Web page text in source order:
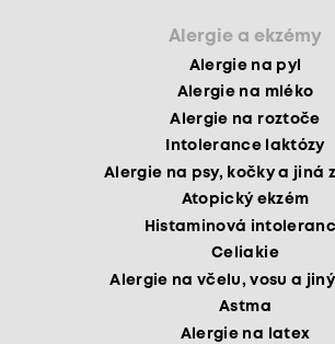
Alergie a ekzémy
Alergie na pyl
Alergie na mléko
Alergie na roztoče
Intolerance laktózy
Alergie na psy, kočky a jiná
Atopický ekzém
Histaminová
Celiakie
Alergie na včelu, vosu a jiný
Astma
Alergie na latex